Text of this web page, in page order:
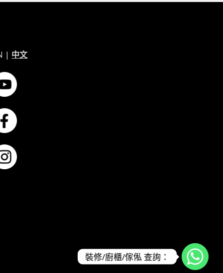
| 中文
裝修/廚櫃/傢俬 查詢：